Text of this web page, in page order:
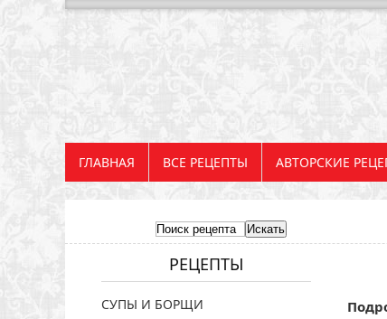
ГЛАВНАЯ ВСЕ РЕЦЕПТЫ АВТОРСКИЕ
РЕЦЕПТЫ
СУПЫ И БОРЩИ